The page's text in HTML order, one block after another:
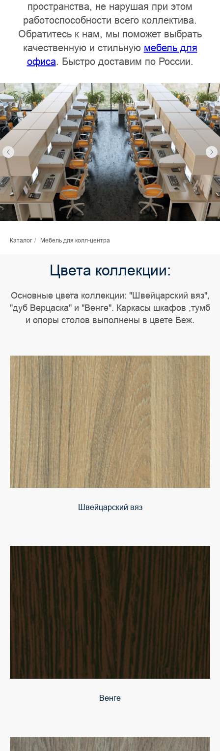
пространства, не нарушая при этом
работоспособности всего коллектива.
Обратитесь к нам, мы поможет выбрать
качественную и стильную мебель для
офиса. Быстро доставим по России.
Каталог / Мебель для колл-центра
Цвета коллекции:
Основные цвета коллекции: "Швейцарский вяз",
"дуб Верцаска" и "Венге". Каркасы шкафов ,тумб
и опоры столов выполнены в цвете Беж.
Швейцарский вяз
Венге